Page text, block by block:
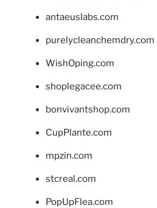
antaeuslabs.com
purelycleanchemdry.com
WishOping.com
shoplegacee.com
bonvivantshop.com
CupPlante.com
mpzin.com
stcreal.com
PopUpFlea.com